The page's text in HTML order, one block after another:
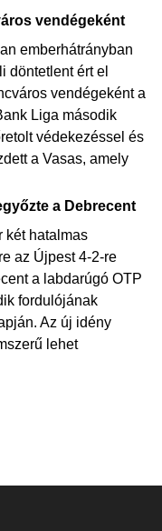
vendégeként
emberhátrányban
döntetlent ért el
vendégeként a
Liga második
védekezéssel és
a Vasas, amely
a Debrecent
két hatalmas
az Újpest 4-2-re
a labdarúgó OTP
fordulójának
Az új idény
lehet